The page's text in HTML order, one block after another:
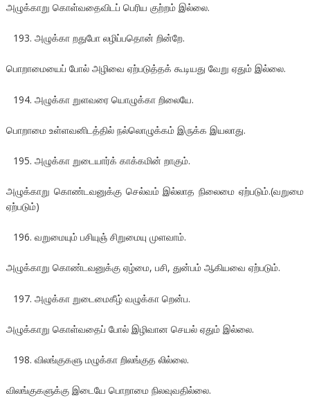
அழுக்காறு கொள்வதைவிடப் பெரிய குற்றம் இல்லை.
அழுக்கா றதுபோ லழிப்பதொன் றின்றே.
பொறாமையைப் போல் அழிவை ஏற்படுத்தக் கூடியது வேறு ஏதும் இல்லை.
அழுக்கா றுளவரை யொழுக்கா றிலையே.
பொறாமை உள்ளவனிடத்தில் நல்லொழுக்கம் இருக்க இயலாது.
அழுக்கா றுடையார்க் காக்கமின் றாகும்.
அழுக்காறு கொண்டவனுக்கு செல்வம் இல்லாத நிலைமை ஏற்படும்.(வறுமை
ஏற்படும்)
வறுமையும் பசியுஞ் சிறுமையு முளவாம்.
அழுக்காறு கொண்டவனுக்கு ஏழ்மை, பசி, துன்பம் ஆகியவை ஏற்படும்.
அழுக்கா றுடைமைகீழ் வழுக்கா றென்ப.
அழுக்காறு கொள்வதைப் போல் இழிவான செயல் ஏதும் இல்லை.
விலங்குகளு மழுக்கா றிலங்குத லில்லை.
விலங்குகளுக்கு இடையே பொறாமை நிலவுவதில்லை.